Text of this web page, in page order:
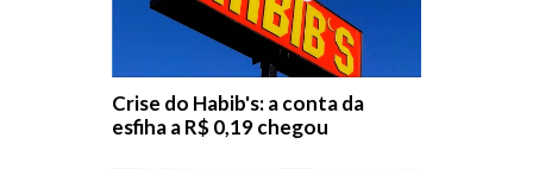
Crise do Habib's: a conta da
esfiha a R$ 0,19 chegou